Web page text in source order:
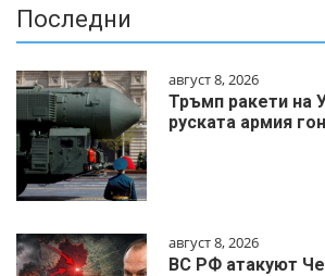
Последни
август 8, 2026
Тръмп ракети на
руската армия
август 8, 2026
ВС РФ атакуют